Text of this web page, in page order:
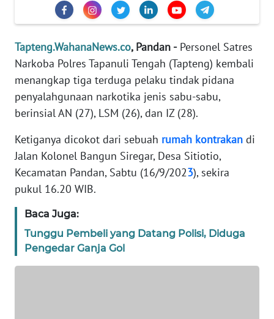
Tapteng.WahanaNews.co, Pandan -Personel Satres
Narkoba Polres Tapanuli Tengah (Tapteng) kembali
menangkap tiga terduga pelaku tindak pidana
penyalahgunaan narkotika jenis sabu-sabu,
berinsial AN (27), LSM (26), dan IZ (28).
Ketiganya dicokot dari sebuah rumah kontrakan di
Jalan Kolonel Bangun Siregar, Desa Sitiotio,
Kecamatan Pandan, Sabtu (16/9/2023), sekira
pukul 16.20 WIB.
Baca Juga:
Tunggu Pembeli yang Datang Polisi, Diduga
Pengedar Ganja Gol
KARIR
DISCLAIMER
Wahana
News
WN
SUMUT
JAKARTA
WN
JABAR